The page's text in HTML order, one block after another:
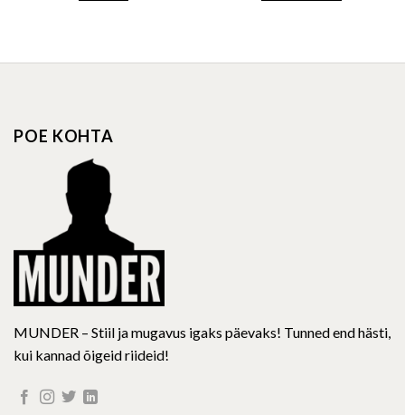
multiple
may
chosen
on
the
product
page
POE KOHTA
MUNDER – Stiil ja mugavus igaks päevaks! Tunned end hästi,
kui kannad õigeid riideid!